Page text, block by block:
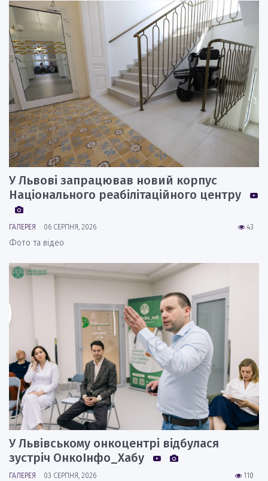
У Львові запрацював новий корпус
Національного реабілітаційного центру
43
ГАЛЕРЕЯ 06 СЕРПНЯ, 2026
Фото та відео
У Львівському онкоцентрі відбулася
зустріч ОнкоІнфо_Хабу
110
ГАЛЕРЕЯ 03 СЕРПНЯ, 2026